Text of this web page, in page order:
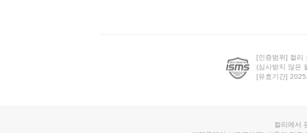
[인증범위] 컬리
(심사받지 않은
[유효기간]
컬리에서